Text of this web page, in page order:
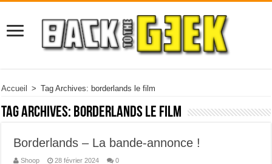
Accueil > Tag Archives: borderlands le film
Tag Archives: borderlands le film
Borderlands – La bande-annonce !
Shoop 28 février 2024 0